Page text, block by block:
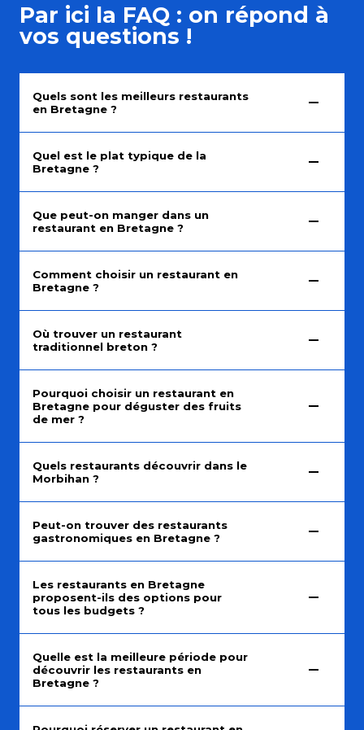
Par ici la FAQ : on répond à
vos questions !
Quels sont les meilleurs restaurants
en Bretagne ?
Quel est le plat typique de la
Bretagne ?
Que peut-on manger dans un
restaurant en Bretagne ?
Comment choisir un restaurant en
Bretagne ?
Où trouver un restaurant
traditionnel breton ?
Pourquoi choisir un restaurant en
Bretagne pour déguster des fruits
de mer ?
Quels restaurants découvrir dans le
Morbihan ?
Peut-on trouver des restaurants
gastronomiques en Bretagne ?
Les restaurants en Bretagne
proposent-ils des options pour
tous les budgets ?
Quelle est la meilleure période pour
découvrir les restaurants en
Bretagne ?